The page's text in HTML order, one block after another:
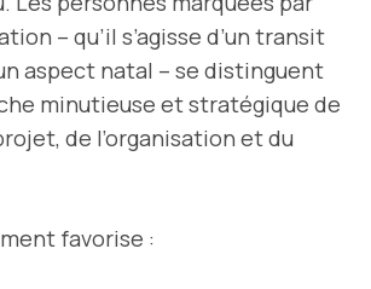
– qu’il s’agisse d’un transit
aspect natal – se distinguent
minutieuse et stratégique de
de l’organisation et du
favorise :